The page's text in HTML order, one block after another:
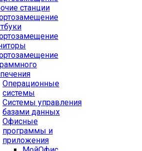
станции
Операционные
системы
Системы управления
базами данных
Офисные
программы и
приложения